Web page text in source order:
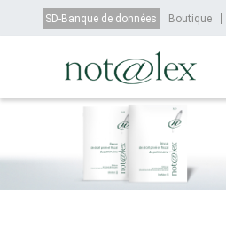
Aller au contenu principal
Top Menu
SD-Banque de données Boutique